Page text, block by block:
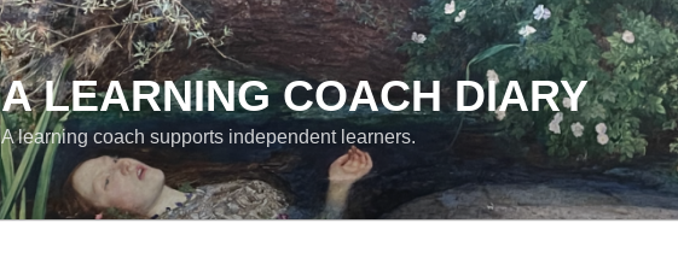
A LEARNING COACH DIARY
A learning coach supports independent learners.